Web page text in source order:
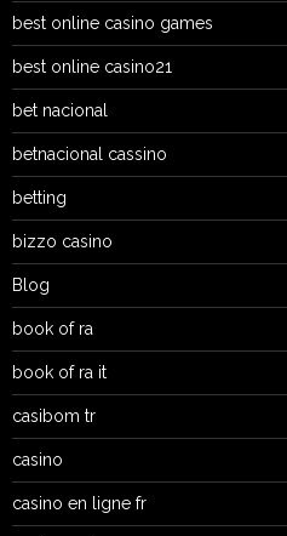
best online casino games
best online casino21
bet nacional
betnacional cassino
betting
bizzo casino
Blog
book of ra
book of ra it
casibom tr
casino
casino en ligne fr